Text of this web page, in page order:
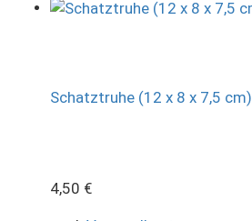
Schatztruhe (12 x 8 x 7,5 cm)
4,50 €